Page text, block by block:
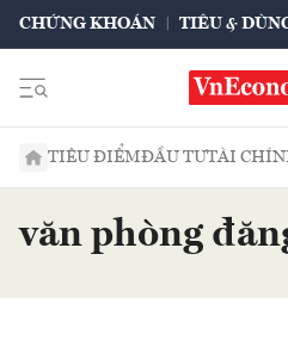
CHỨNG KHOÁN TIÊU &
TIÊU ĐIỂMĐẦU TƯTÀI
văn phòng